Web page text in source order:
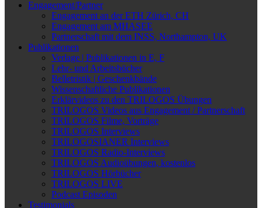
Engagement/Partner
Engagement an der ETH Zürich, CH
Engagement am MHASEE
Partnerschaft mit dem INSS, Northampton, UK
Publikationen
Verlage | Publikationen in E, F
Lehr- und Arbeitsbücher
Belletristik | Geschenkbände
Wissenschaftliche Publikationen
Erklärvideos zu den TRILOGOS Übungen
TRILOGOS Videos aus Engagement / Partnerschaft
TRILOGOS Filme, Vorträge
TRILOGOS Interviews
TRILOGOSIANER Interviews
TRILOGOS Radio-Interviews
TRILOGOS Audioübungen, kostenlos
TRILOGOS Hörbücher
TRILOGOS LIVE
Podcast Episoden
Testimonials